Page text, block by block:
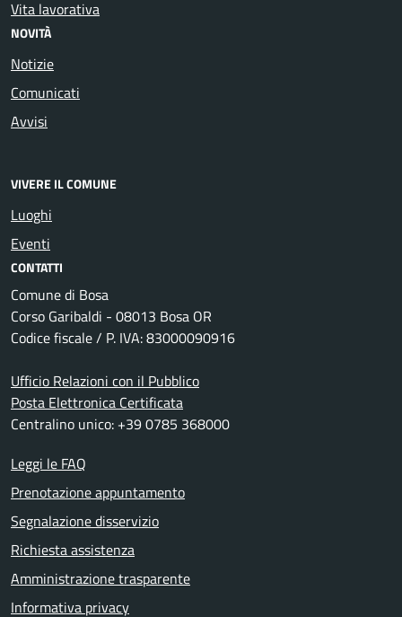
Vita lavorativa
NOVITÀ
Notizie
Comunicati
Avvisi
VIVERE IL COMUNE
Luoghi
Eventi
CONTATTI
Comune di Bosa
Corso Garibaldi - 08013 Bosa OR
Codice fiscale / P. IVA: 83000090916
Ufficio Relazioni con il Pubblico
Posta Elettronica Certificata
Centralino unico: +39 0785 368000
Leggi le FAQ
Prenotazione appuntamento
Segnalazione disservizio
Richiesta assistenza
Amministrazione trasparente
Informativa privacy